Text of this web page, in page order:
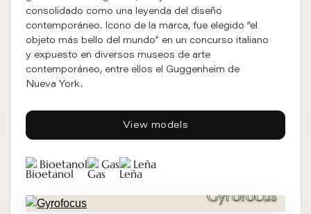
consolidado como una leyenda del diseño
contemporáneo. Icono de la marca, fue elegido “el
objeto más bello del mundo” en un concurso italiano
y expuesto en diversos museos de arte
contemporáneo, entre ellos el Guggenheim de
Nueva York.
View models
Bioetanol Gas Leña
Gyrofocus